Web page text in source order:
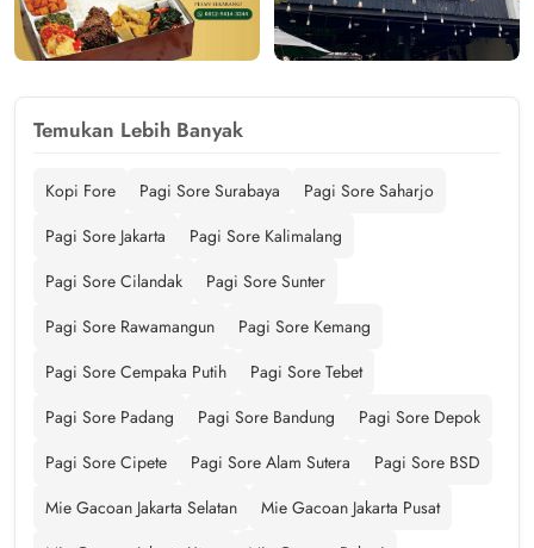
Temukan Lebih Banyak
Kopi Fore Pagi Sore Surabaya
Pagi Sore Saharjo
Pagi Sore Jakarta
Pagi Sore Kalimalang
Pagi Sore Cilandak
Pagi Sore Sunter
Pagi Sore Rawamangun
Pagi Sore Kemang
Pagi Sore Cempaka Putih
Pagi Sore Tebet
Pagi Sore Padang
Pagi Sore Bandung
Pagi Sore Depok
Pagi Sore Cipete
Pagi Sore Alam Sutera
Pagi Sore BSD
Mie Gacoan Jakarta Selatan
Mie Gacoan Jakarta Pusat